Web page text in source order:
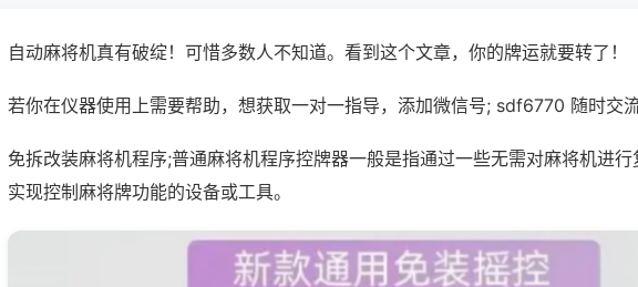
自动麻将机真有破绽！可惜多数人不知道。看到这个文章，你的牌运就要转了！
若你在仪器使用上需要帮助，想获取一对一指导，添加微信号; sdf6770 随时交流
免拆改装麻将机程序;普通麻将机程序控牌器一般是指通过一些无需对麻将机进
实现控制麻将牌功能的设备或工具。